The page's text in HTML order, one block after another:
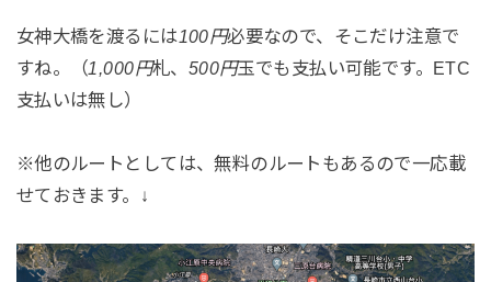
女神大橋を渡るには100円必要なので、そこだけ注意で
すね。（1,000円札、 500円玉でも支払い可能です。ETC
支払いは無し）
※他のルートとしては、無料のルートもあるので一応載
せておきます。↓